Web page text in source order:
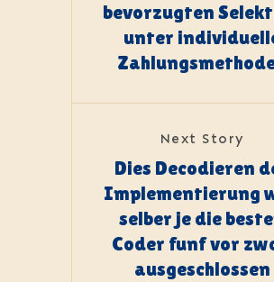
bevorzugten
unter
Next Story
Dies Decodieren
Implementierung
selber je die
Coder funf vor
ausgeschlossen